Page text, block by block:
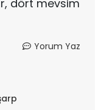
dört mevsim
Yorum Yaz